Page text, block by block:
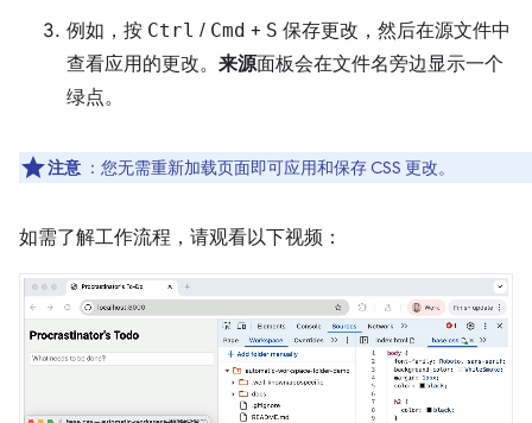
例如，按 Ctrl / Cmd + S 保存更改，然后在源文件中
查看应用的更改。 来源面板会在文件名旁边显示一个
绿点。
注意 ：您无需重新加载页面即可应用和保存 CSS 更改。
如需了解工作流程，请观看以下视频：